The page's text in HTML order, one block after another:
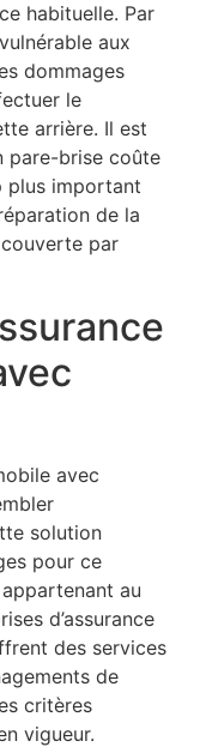
habituelle. Par
aux
dommages
le
arrière. Il est
pare-brise coûte
plus important
de la
par
avec
solution
pour ce
au
d’assurance
des services
de
critères
vigueur.